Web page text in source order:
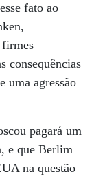
fato ao
firmes
consequências
uma agressão
pagará um
e que Berlim
na questão